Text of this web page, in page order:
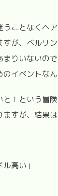
うことなくヘ
が、ベルリ
りいないの
イベントなん
！という冒
ますが、結果は
高い」